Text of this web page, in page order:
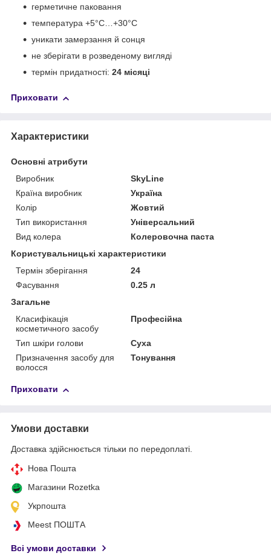
герметичне паковання
температура +5°C…+30°C
уникати замерзання й сонця
не зберігати в розведеному вигляді
термін придатності: 24 місяці
Приховати
Характеристики
Основні атрибути
Виробник
SkyLine
Країна виробник
Україна
Колір
Жовтий
Тип використання
Універсальний
Вид колера
Колеровочна паста
Користувальницькі характеристики
Термін зберігання
24
Фасування
0.25 л
Загальне
Класифікація
косметичного засобу
Професійна
Тип шкіри голови
Суха
Призначення засобу для
волосся
Тонування
Приховати
Умови доставки
Доставка здійснюється тільки по передоплаті.
Нова Пошта
Магазини Rozetka
Укрпошта
Meest ПОШТА
Всі умови доставки